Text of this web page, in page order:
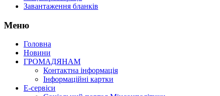
Завантаження бланків
Меню
Головна
Новини
ГРОМАДЯНАМ
Контактна інформація
Інформаційні картки
Е-сервіси